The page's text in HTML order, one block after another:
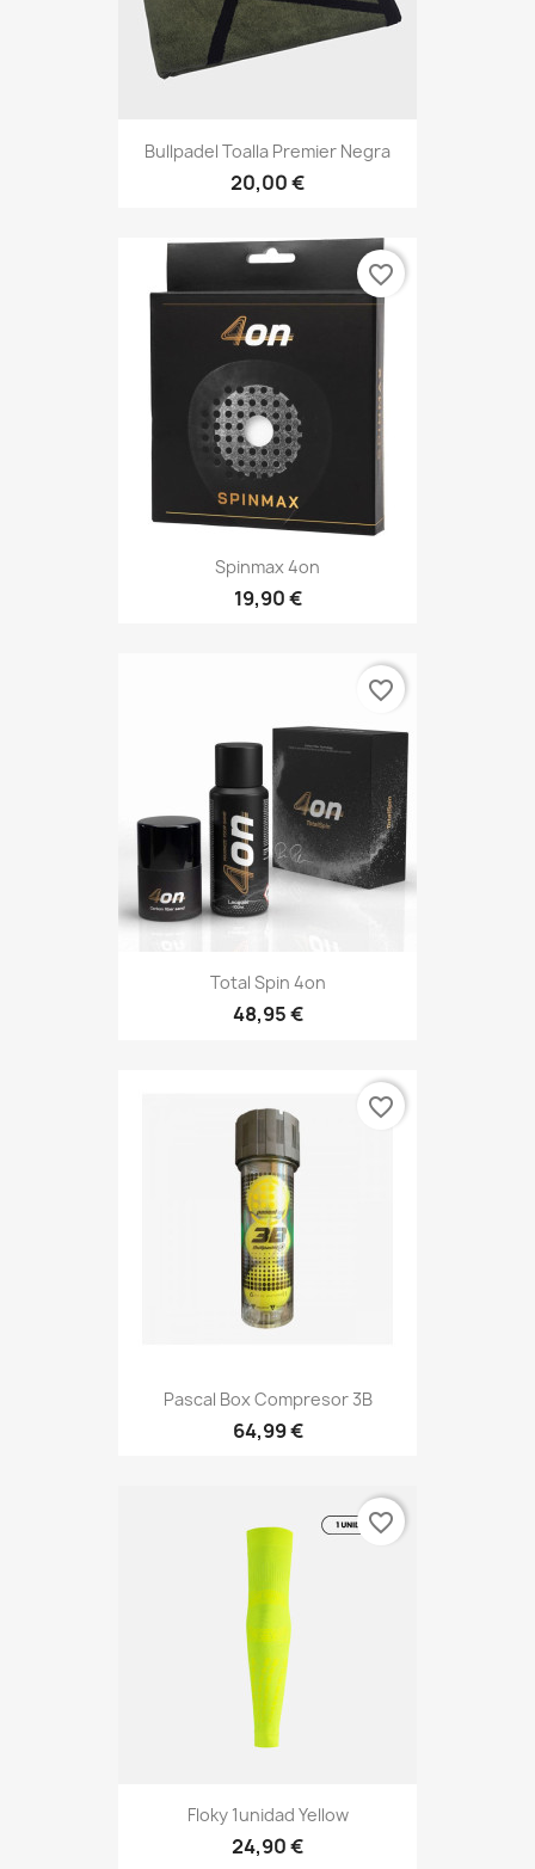
Bullpadel Toalla Premier Negra
20,00 €
Spinmax 4on
19,90 €
favorite_border
Total Spin 4on
48,95 €
favorite_border
Pascal Box Compresor 3B
64,99 €
favorite_border
Floky 1unidad Yellow
24,90 €
favorite_border